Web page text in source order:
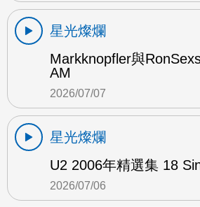
星光燦爛
Markknopfler與
AM
2026/07/07
星光燦爛
U2 2006年精選集 18
2026/07/06